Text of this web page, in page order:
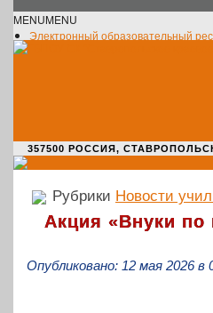
MENUMENU
Электронный образовательный
357500 РОССИЯ,
Рубрики Новости
Акция «Внуки по
Опубликовано: 12 мая 2026 в